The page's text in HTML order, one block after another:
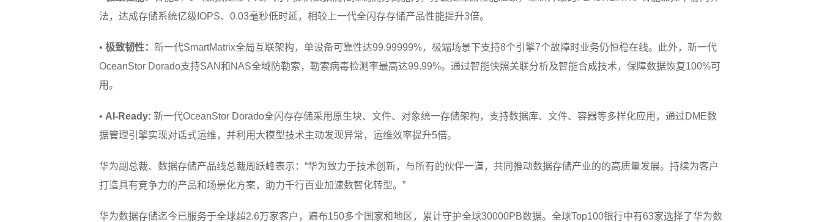
法，达成存储系统亿级IOPS、0.03毫秒低时延，相较上一代全闪存存储产品性能提升3倍。
• 极致韧性： 新一代SmartMatrix全局互联架构，单设备可靠性达99.99999%，极端场景下支持8个引擎7个故障时业务仍恒稳在线。此外，新一代
OceanStor Dorado支持SAN和NAS全域防勒索，勒索病毒检测率最高达99.99%。通过智能快照关联分析及智能合成技术，保障数据恢复100%可
用。
• AI-Ready: 新一代OceanStor Dorado全闪存存储采用原生块、文件、对象统一存储架构，支持数据库、文件、容器等多样化应用，通过DME数
据管理引擎实现对话式运维，并利用大模型技术主动发现异常，运维效率提升5倍。
华为副总裁、数据存储产品线总裁周跃峰表示：“华为致力于技术创新，与所有的伙伴一道，共同推动数据存储产业的的高质量发展。持续为客户
打造具有竞争力的产品和场景化方案，助力千行百业加速数智化转型。”
华为数据存储迄今已服务于全球超2.6万家客户，遍布150多个国家和地区，累计守护全球30000PB数据。全球Top100银行中有63家选择了华为数